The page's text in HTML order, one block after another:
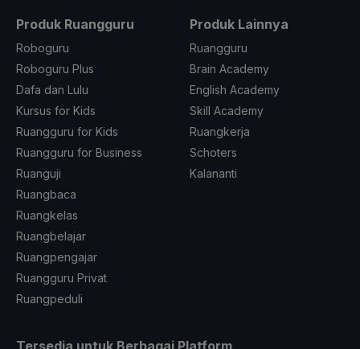
Produk Ruangguru
Roboguru
Roboguru Plus
Dafa dan Lulu
Kursus for Kids
Ruangguru for Kids
Ruangguru for Business
Ruanguji
Ruangbaca
Ruangkelas
Ruangbelajar
Ruangpengajar
Ruangguru Privat
Ruangpeduli
Produk Lainnya
Ruangguru
Brain Academy
English Academy
Skill Academy
Ruangkerja
Schoters
Kalananti
Tersedia untuk Berbagai Platform